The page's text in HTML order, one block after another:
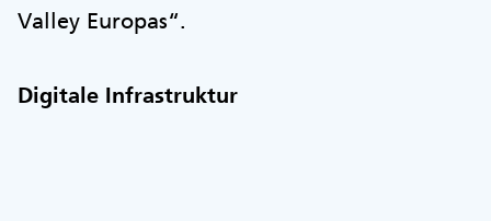
Valley Europas“.
Digitale Infrastruktur